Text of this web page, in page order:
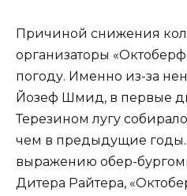
Причиной снижения
организаторы
погоду. Именно из-за
Йозеф Шмид, в первые
Терезином лугу
чем в предыдущие
выражению обер-
Дитера Райтера,